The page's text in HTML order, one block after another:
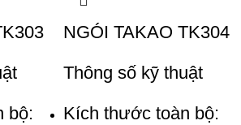
bộ:
NGÓI TAKAO TK304
Thông số kỹ thuật
Kích thước toàn bộ: